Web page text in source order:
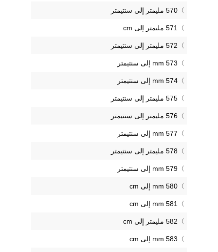
570 مليمتر إلى سنتيمتر
571 مليمتر إلى cm
572 مليمتر إلى سنتيمتر
573 mm إلى سنتيمتر
574 mm إلى سنتيمتر
575 مليمتر إلى سنتيمتر
576 مليمتر إلى سنتيمتر
577 mm إلى سنتيمتر
578 مليمتر إلى سنتيمتر
579 mm إلى سنتيمتر
580 mm إلى cm
581 mm إلى cm
582 مليمتر إلى cm
583 mm إلى cm